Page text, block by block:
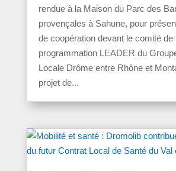
rendue à la Maison du Parc des
provençales à Sahune, pour
de coopération devant le comité de
programmation LEADER du
Locale Drôme entre Rhône et
projet de...